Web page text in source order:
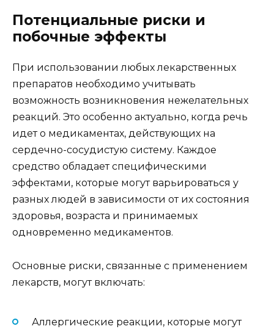
Потенциальные риски и
побочные эффекты
При использовании любых лекарственных
препаратов необходимо учитывать
возможность возникновения нежелательных
реакций. Это особенно актуально, когда речь
идет о медикаментах, действующих на
сердечно-сосудистую систему. Каждое
средство обладает специфическими
эффектами, которые могут варьироваться у
разных людей в зависимости от их состояния
здоровья, возраста и принимаемых
одновременно медикаментов.
Основные риски, связанные с применением
лекарств, могут включать:
Аллергические реакции, которые могут